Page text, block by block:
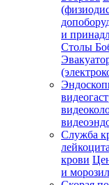
и
Столы
Служба
крови
и